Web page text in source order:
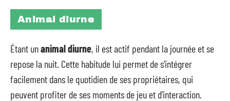
Animal diurne
Étant unanimal diurne, il est actif pendant la journée et se
repose la nuit. Cette habitude lui permet de s’intégrer
facilement dans le quotidien de ses propriétaires, qui
peuvent profiter de ses moments de jeu et d’interaction.